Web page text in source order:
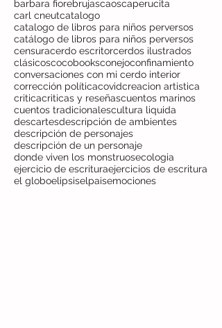
barbara fiorebrujascaoscaperucita
carl cneutcatalogo
catalogo de libros para niños perversos
catálogo de libros para niños perversos
censuracerdo escritorcerdos ilustrados
clásicoscocobooksconejoconfinamiento
conversaciones con mi cerdo interior
corrección políticacovidcreacion artistica
criticacriticas y reseñascuentos marinos
cuentos tradicionalescultura liquida
descartesdescripción de ambientes
descripción de personajes
descripción de un personaje
donde viven los monstruosecologia
ejercicio de escrituraejercicios de escritura
el globoelipsiselpaisemociones